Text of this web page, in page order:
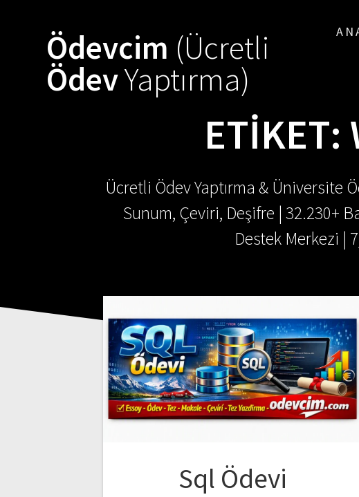
Ödevcim (Ücretli
ÖdevYaptırma)
ETIKET:
Ücretli Ödev Yaptırma & Üniversite
Sunum, Çeviri, Deşifre | 32.230+
Destek Merkezi |
Sql Ödevi